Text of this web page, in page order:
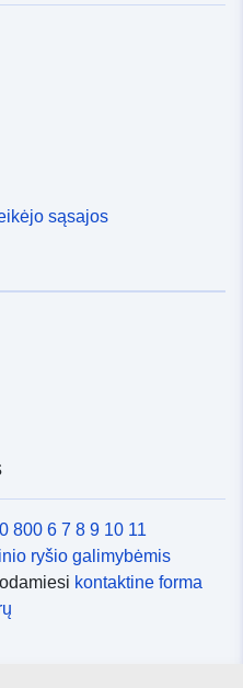
sąsajos
800 6 7 8 9 10 11
ryšio galimybėmis
kontaktine forma